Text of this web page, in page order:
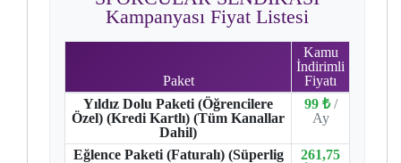
Kampanyası Fiyat Listesi
Paket
Kamu
İndirimli
Fiyatı
Yıldız Dolu Paketi (Öğrencilere
Özel) (Kredi Kartlı) (Tüm Kanallar
Dahil)
99 ₺ /
Ay
Eğlence Paketi (Faturalı) (Süperlig
261,75